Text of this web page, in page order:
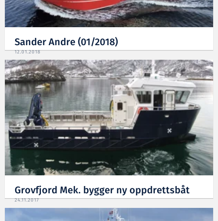
Sander Andre (01/2018)
12.01.2018
Grovfjord Mek. bygger ny oppdrettsbåt
24.11.2017